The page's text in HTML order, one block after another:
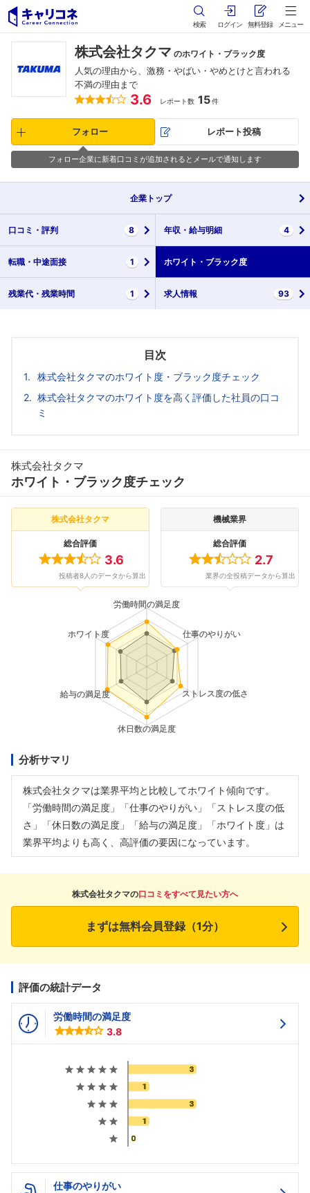
検索 ログイン 無料登録 メニュー
株式会社タクマ のホワイト・ブラック度
人気の理由から、激務・やばい・やめとけと言われる
不満の理由まで
3.6 レポート数 15件
フォロー レポート投稿
フォロー企業に新着口コミが追加されるとメールで通知します
企業 トップ
口コミ・ 評判 8 年収・ 給与明細 4
転職・ 中途面接 1 ホワイト・ ブラック度
残業代・ 残業時間 1 求人情報 93
目次
株式会社タクマのホワイト度・ブラック度チェック
株式会社タクマのホワイト度を高く評価した社員の口コ
ミ
株式会社タクマ
ホワイト・ブラック度チェック
株式会社タクマ
総合評価
3.6
投稿者8人のデータから算出
機械業界
総合評価
2.7
業界の全投稿データから算出
分析サマリ
株式会社タクマは業界平均と比較してホワイト傾向です。
「労働時間の満足度」「仕事のやりがい」「ストレス度の低
さ」「休日数の満足度」「給与の満足度」「ホワイト度」は
業界平均よりも高く、高評価の要因になっています。
株式会社タクマの口コミをすべて見たい方へ
まずは無料会員登録（1分）
評価の統計データ
労働時間の満足度
3.8
仕事のやりがい